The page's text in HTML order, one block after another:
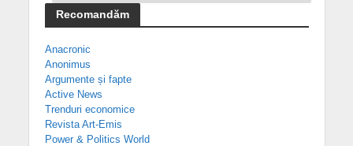
Recomandăm
Anacronic
Anonimus
Argumente și fapte
Active News
Trenduri economice
Revista Art-Emis
Power & Politics World